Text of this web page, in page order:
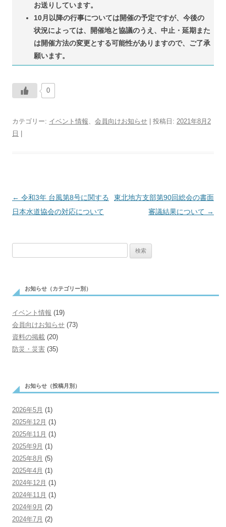
お送りしています。
10月以降の行事については開催の予定ですが、今後の
状況によっては、開催地と協議のうえ、中止・延期また
は開催方法の変更とする可能性がありますので、ご了承
願います。
0
カテゴリー: イベント情報、 会員向けお知らせ | 投稿日: 2021年8月2
日
投
稿
ョ
ン
← 令和3年 台風第8号に関する
日本水道協会の対応について
東北地方支部第90回総会の書面
審議結果について →
お知らせ（カテゴリー別）
イベント情報 (19)
会員向けお知らせ (73)
資料の掲載 (20)
防災・災害 (35)
お知らせ（投稿月別）
2026年5月 (1)
2025年12月 (1)
2025年11月 (1)
2025年9月 (1)
2025年8月 (5)
2025年4月 (1)
2024年12月 (1)
2024年11月 (1)
2024年9月 (2)
2024年7月 (2)